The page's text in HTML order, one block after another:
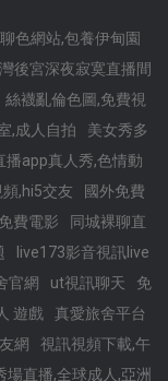
聊色網站,包養伊甸園
後宮深夜寂寞直播間
絲襪亂倫色圖,免費視
,成人自拍
美女秀多
播app真人秀,色情動
,hi5交友
國外免費
費電影
同城裸聊直
live173影音視訊live
官網 ut視訊聊天
免
遊戲
真愛旅舍平台
網
視訊視頻下載,午
場直播,全球成人,亞洲